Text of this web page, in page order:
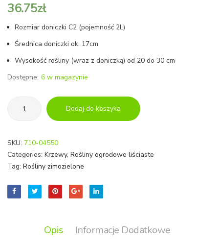
36.75zł
Rozmiar doniczki C2 (pojemność 2L)
Średnica doniczki ok. 17cm
Wysokość rośliny (wraz z doniczką) od 20 do 30 cm
Dostępne: 6 w magazynie
TRZMIELINA
EUONYMUS
JAPONICA
'MARIEKE'
Dodaj do koszyka
SKU: 710-04550
Categories: Krzewy, Rośliny ogrodowe liściaste
Tag: Rośliny zimozielone
Opis Informacje Dodatkowe